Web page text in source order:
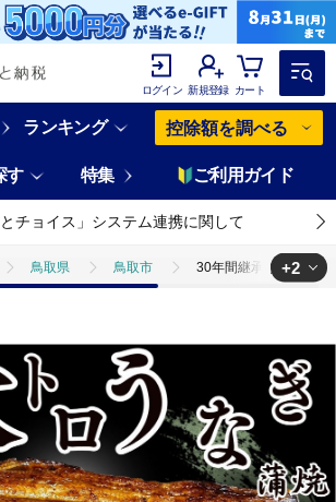
ログイン 新規登録 カート
ランキング 控除額を調べる
す 特集 ご利用ガイド
とチョイス」システム連携に関して
鳥取県 鳥取市 30年間継承されてきた
うなぎ 30年間継承されてきた秘伝のタレで焼
+2